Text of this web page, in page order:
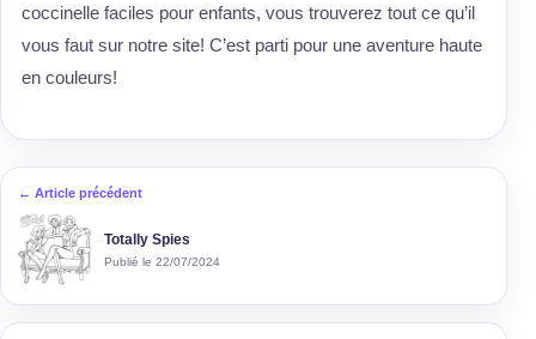
coccinelle faciles pour enfants, vous trouverez tout ce qu’il
vous faut sur notre site! C’est parti pour une aventure haute
en couleurs!
← Article précédent
Totally Spies
Publié le 22/07/2024